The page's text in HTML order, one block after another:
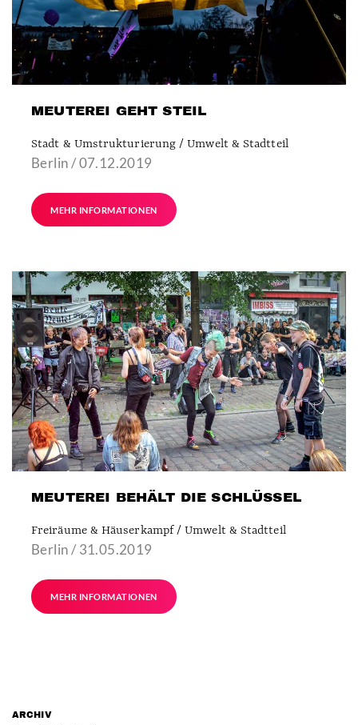
MEUTEREI GEHT STEIL
Stadt & Umstrukturierung / Umwelt & Stadtteil
Berlin / 07.12.2019
MEHR INFORMATIONEN
MEUTEREI BEHÄLT DIE SCHLÜSSEL
Freiräume & Häuserkampf / Umwelt & Stadtteil
Berlin / 31.05.2019
MEHR INFORMATIONEN
ARCHIV